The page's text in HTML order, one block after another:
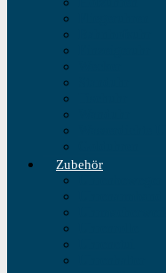
Zubehör